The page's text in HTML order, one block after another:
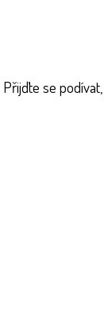
Přijďte se